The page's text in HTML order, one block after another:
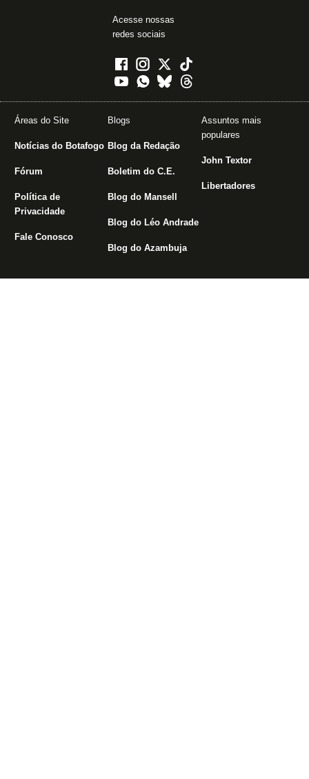
Acesse nossas
redes sociais
Áreas do Site
Notícias do Botafogo
Fórum
Política de
Privacidade
Fale Conosco
Blogs
Blog da Redação
Boletim do C.E.
Blog do Mansell
Blog do Léo Andrade
Blog do Azambuja
Assuntos mais
populares
John Textor
Libertadores